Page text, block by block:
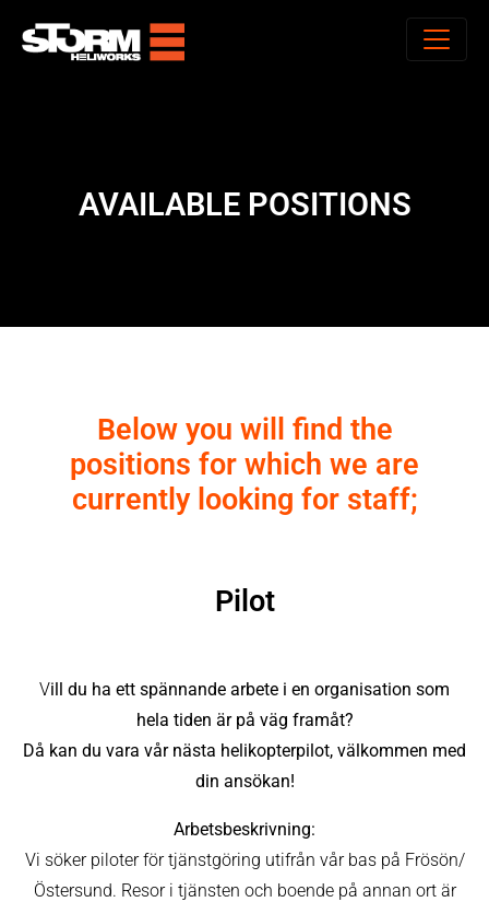
AVAILABLE POSITIONS
Below you will find the
positions for which we are
currently looking for staff;
Pilot
Vill du ha ett spännande arbete i en organisation som
hela tiden är på väg framåt?
Då kan du vara vår nästa helikopterpilot, välkommen med
din ansökan!
Arbetsbeskrivning:
Vi söker piloter för tjänstgöring utifrån vår bas på Frösön/
Östersund. Resor i tjänsten och boende på annan ort är